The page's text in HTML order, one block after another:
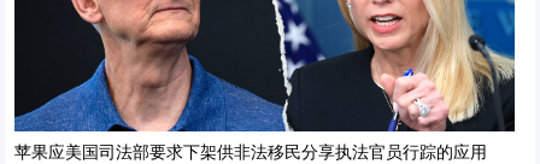
苹果应美国司法部要求下架供非法移民分享执法官员行踪的应用